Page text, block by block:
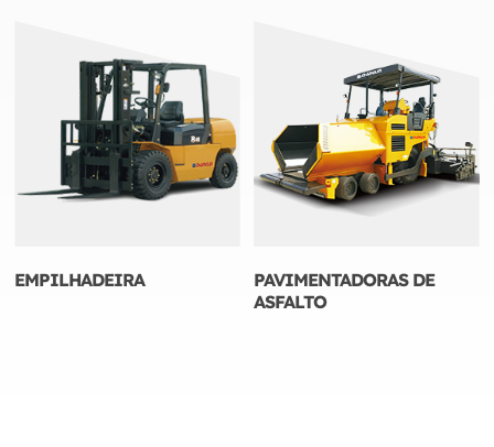
EMPILHADEIRA
PAVIMENTADORAS DE
ASFALTO